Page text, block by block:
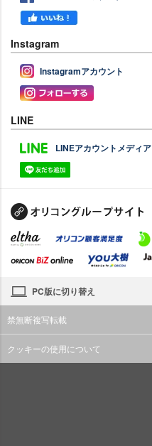
Instagram
Instagramアカウント
LINE
LINEアカウントメディア
PC版に切り替え
禁無断複写転載
クッキーの使用について